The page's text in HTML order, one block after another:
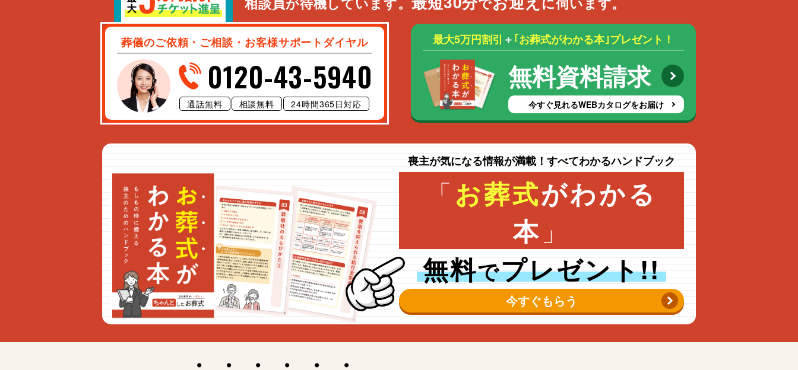
葬儀のご依頼・ご相談・お客様サポートダイヤル
0120-43-5940
通話無料 相談無料 24時間365日対応
最大5万円割引 ＋｢お葬式がわかる本｣プレゼント！
無料資料請求
今すぐ見れるWEBカタログをお届け
喪主が気になる情報が満載！すべてわかるハンドブック
「お葬式がわかる
本 」
無料でプレゼント!!
今すぐもらう